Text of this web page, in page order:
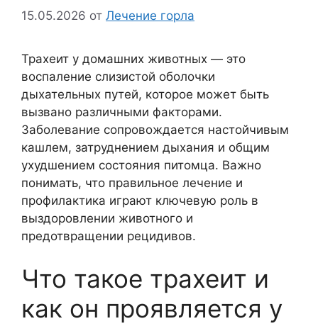
15.05.2026 от Лечение горла
Трахеит у домашних животных — это
воспаление слизистой оболочки
дыхательных путей, которое может быть
вызвано различными факторами.
Заболевание сопровождается настойчивым
кашлем, затруднением дыхания и общим
ухудшением состояния питомца. Важно
понимать, что правильное лечение и
профилактика играют ключевую роль в
выздоровлении животного и
предотвращении рецидивов.
Что такое трахеит и
как он проявляется у